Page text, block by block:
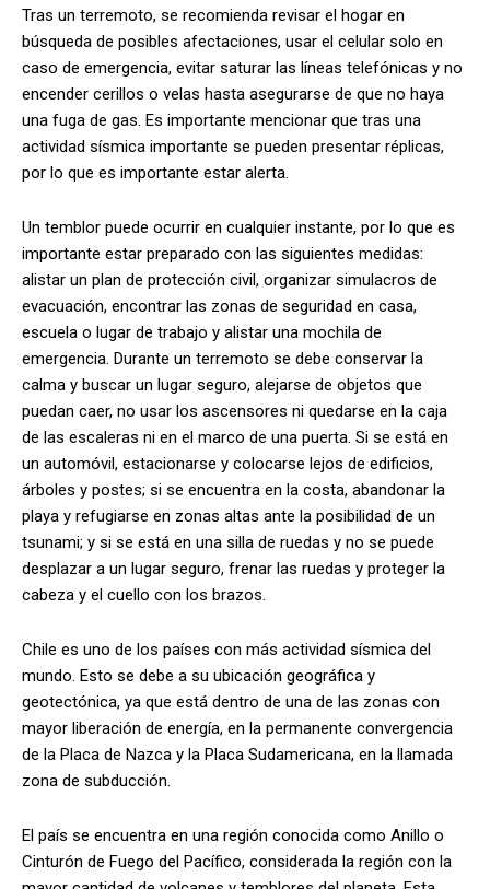
Tras un terremoto, se recomienda revisar el hogar en
búsqueda de posibles afectaciones, usar el celular solo en
caso de emergencia, evitar saturar las líneas telefónicas y no
encender cerillos o velas hasta asegurarse de que no haya
una fuga de gas. Es importante mencionar que tras una
actividad sísmica importante se pueden presentar réplicas,
por lo que es importante estar alerta.
Un temblor puede ocurrir en cualquier instante, por lo que es
importante estar preparado con las siguientes medidas:
alistar un plan de protección civil, organizar simulacros de
evacuación, encontrar las zonas de seguridad en casa,
escuela o lugar de trabajo y alistar una mochila de
emergencia. Durante un terremoto se debe conservar la
calma y buscar un lugar seguro, alejarse de objetos que
puedan caer, no usar los ascensores ni quedarse en la caja
de las escaleras ni en el marco de una puerta. Si se está en
un automóvil, estacionarse y colocarse lejos de edificios,
árboles y postes; si se encuentra en la costa, abandonar la
playa y refugiarse en zonas altas ante la posibilidad de un
tsunami; y si se está en una silla de ruedas y no se puede
desplazar a un lugar seguro, frenar las ruedas y proteger la
cabeza y el cuello con los brazos.
Chile es uno de los países con más actividad sísmica del
mundo. Esto se debe a su ubicación geográfica y
geotectónica, ya que está dentro de una de las zonas con
mayor liberación de energía, en la permanente convergencia
de la Placa de Nazca y la Placa Sudamericana, en la llamada
zona de subducción.
El país se encuentra en una región conocida como Anillo o
Cinturón de Fuego del Pacífico, considerada la región con la